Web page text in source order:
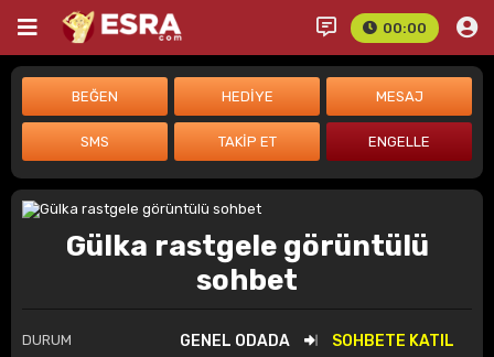
00:00
Gülka rastgele görüntülü
sohbet
DURUM GENEL ODADA SOHBETE KATIL